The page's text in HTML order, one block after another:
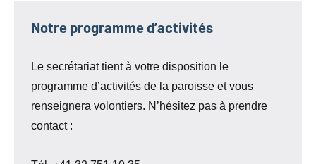
Notre programme d’activités
Le secrétariat tient à votre disposition le
programme d’activités de la paroisse et vous
renseignera volontiers. N’hésitez pas à prendre
contact :